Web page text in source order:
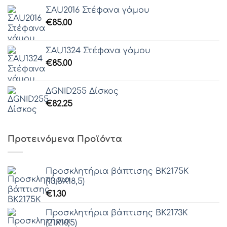
ΣAU2016 Στέφανα γάμου
€85.00
ΣAU1324 Στέφανα γάμου
€85.00
ΔGNID255 Δίσκος
€82.25
Προτεινόμενα Προϊόντα
Προσκλητήρια βάπτισης ΒΚ2175Κ
(13,5Χ18,5)
€1.30
Προσκλητήρια βάπτισης ΒΚ2173Κ
(21Χ10,5)